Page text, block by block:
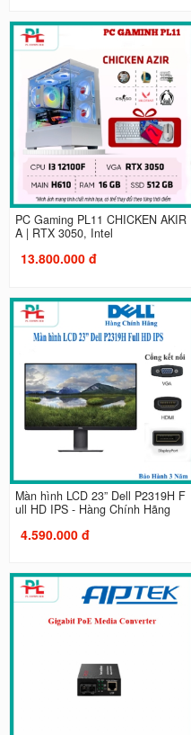
PC Gaming PL11 CHICKEN AKIR
A | RTX 3050, Intel
13.800.000 đ
Màn hình LCD 23” Dell P2319H F
ull HD IPS - Hàng Chính Hãng
4.590.000 đ